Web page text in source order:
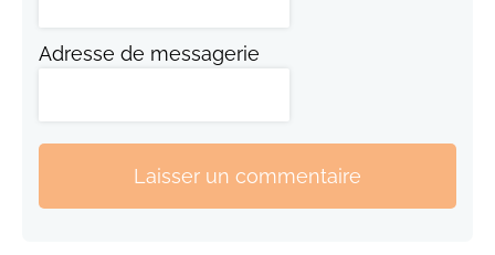
Adresse de messagerie
Laisser un commentaire